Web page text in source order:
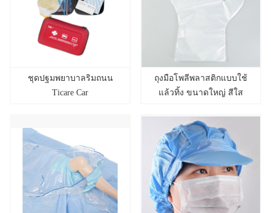
ชุดปฐมพยาบาลริมถนน
Ticare Car
ถุงมือโพลีพลาสติกแบบใช้
แล้วทิ้ง ขนาดใหญ่ สีใส